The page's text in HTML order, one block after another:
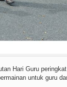
Hari Guru
untuk guru